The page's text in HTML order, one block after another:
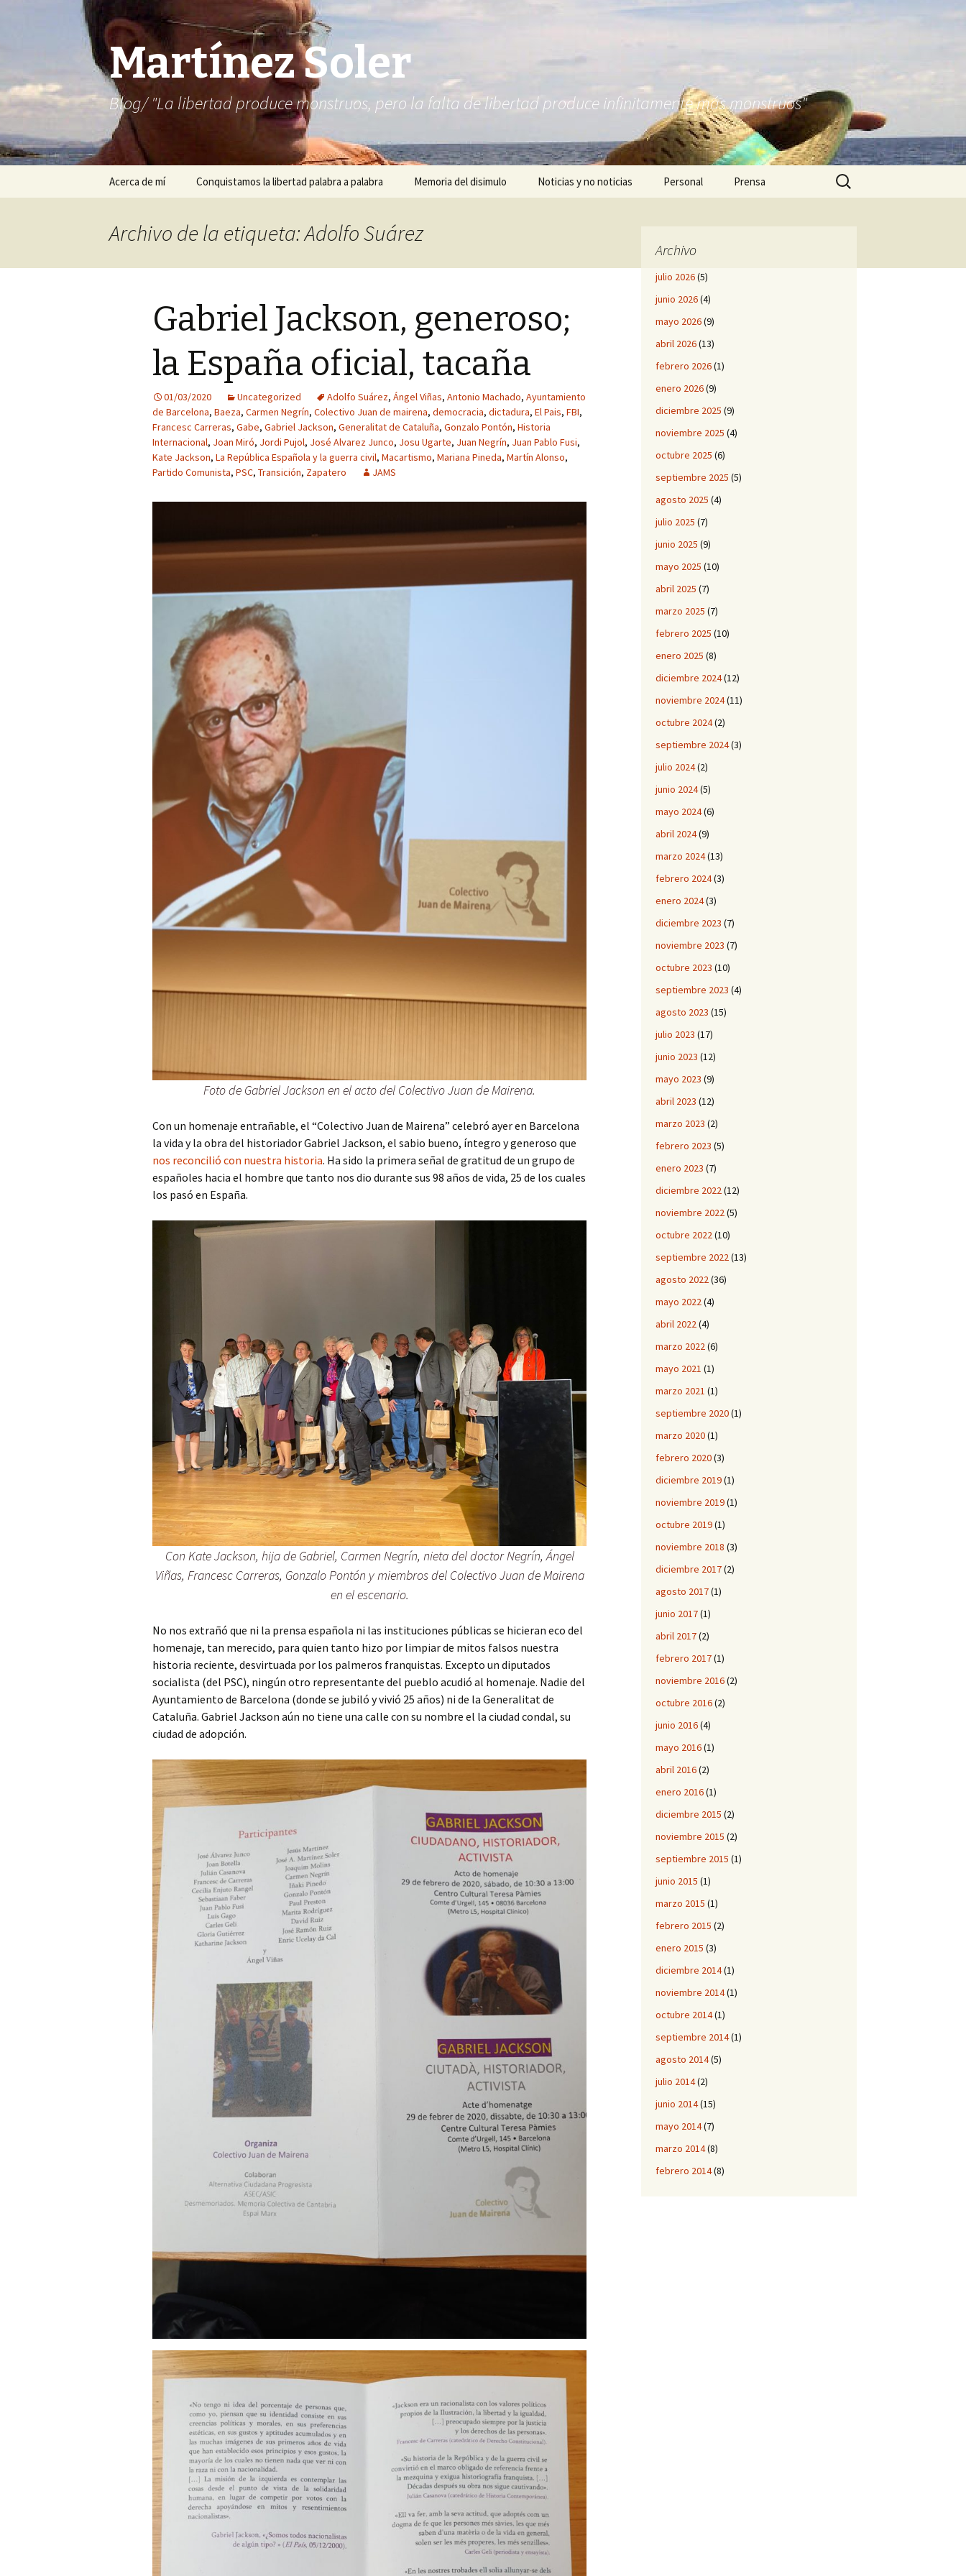
Martínez Soler
Blog/ "La libertad produce monstruos, pero la falta de libertad produce infinitamente más monstruos"
Saltar
Acerca de mí Conquistamos la libertad palabra a palabra Memoria del disimulo Noticias y no noticias Personal Prensa Buscar:
Archivo de la etiqueta: Adolfo Suárez
Gabriel Jackson, generoso;
la España oficial, tacaña
01/03/2020 Uncategorized Adolfo Suárez, Ángel Viñas, Antonio Machado, Ayuntamiento
de Barcelona, Baeza, Carmen Negrín, Colectivo Juan de mairena, democracia, dictadura, El Pais, FBI,
Francesc Carreras, Gabe, Gabriel Jackson, Generalitat de Cataluña, Gonzalo Pontón, Historia
Internacional, Joan Miró, Jordi Pujol, José Alvarez Junco, Josu Ugarte, Juan Negrín, Juan Pablo Fusi,
Kate Jackson, La República Española y la guerra civil, Macartismo, Mariana Pineda, Martín Alonso,
Partido Comunista, PSC, Transición, Zapatero JAMS
Foto de Gabriel Jackson en el acto del Colectivo Juan de Mairena.
Con un homenaje entrañable, el “Colectivo Juan de Mairena” celebró ayer en Barcelona
la vida y la obra del historiador Gabriel Jackson, el sabio bueno, íntegro y generoso que
nos reconcilió con nuestra historia. Ha sido la primera señal de gratitud de un grupo de
españoles hacia el hombre que tanto nos dio durante sus 98 años de vida, 25 de los cuales
los pasó en España.
Con Kate Jackson, hija de Gabriel, Carmen Negrín, nieta del doctor Negrín, Ángel
Viñas, Francesc Carreras, Gonzalo Pontón y miembros del Colectivo Juan de Mairena
en el escenario.
No nos extrañó que ni la prensa española ni las instituciones públicas se hicieran eco del
homenaje, tan merecido, para quien tanto hizo por limpiar de mitos falsos nuestra
historia reciente, desvirtuada por los palmeros franquistas. Excepto un diputados
socialista (del PSC), ningún otro representante del pueblo acudió al homenaje. Nadie del
Ayuntamiento de Barcelona (donde se jubiló y vivió 25 años) ni de la Generalitat de
Cataluña. Gabriel Jackson aún no tiene una calle con su nombre el la ciudad condal, su
ciudad de adopción.
Archivo
julio 2026(5)
junio 2026(4)
mayo 2026(9)
abril 2026(13)
febrero 2026(1)
enero 2026(9)
diciembre 2025 (9)
noviembre 2025 (4)
octubre 2025 (6)
septiembre 2025 (5)
agosto 2025 (4)
julio 2025 (7)
junio 2025 (9)
mayo 2025 (10)
abril 2025 (7)
marzo 2025 (7)
febrero 2025 (10)
enero 2025 (8)
diciembre 2024(12)
noviembre 2024(11)
octubre 2024(2)
septiembre 2024(3)
julio 2024(2)
junio 2024(5)
mayo 2024(6)
abril 2024(9)
marzo 2024(13)
febrero 2024(3)
enero 2024(3)
diciembre 2023 (7)
noviembre 2023 (7)
octubre 2023 (10)
septiembre 2023 (4)
agosto 2023 (15)
julio 2023 (17)
junio 2023 (12)
mayo 2023 (9)
abril 2023 (12)
marzo 2023 (2)
febrero 2023 (5)
enero 2023 (7)
diciembre 2022(12)
noviembre 2022(5)
octubre 2022(10)
septiembre 2022(13)
agosto 2022(36)
mayo 2022(4)
abril 2022(4)
marzo 2022(6)
mayo 2021 (1)
marzo 2021 (1)
septiembre 2020(1)
marzo 2020(1)
febrero 2020(3)
diciembre 2019(1)
noviembre 2019(1)
octubre 2019(1)
noviembre 2018 (3)
diciembre 2017(2)
agosto 2017(1)
junio 2017(1)
abril 2017(2)
febrero 2017(1)
noviembre 2016(2)
octubre 2016(2)
junio 2016(4)
mayo 2016(1)
abril 2016(2)
enero 2016(1)
diciembre 2015 (2)
noviembre 2015 (2)
septiembre 2015 (1)
junio 2015 (1)
marzo 2015 (1)
febrero 2015 (2)
enero 2015 (3)
diciembre 2014(1)
noviembre 2014(1)
octubre 2014(1)
septiembre 2014(1)
agosto 2014(5)
julio 2014(2)
junio 2014(15)
mayo 2014(7)
marzo 2014(8)
febrero 2014(8)